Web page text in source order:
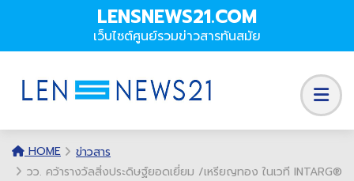
LENSNEWS21.COM
เว็บไซต์ศูนย์รวมข่าวสารทันสมัย
HOME
ข่าวสาร
วว. คว้ารางวัลสิ่งประดิษฐ์ยอดเยี่ยม /เหรียญทอง ในเวที INTARG®